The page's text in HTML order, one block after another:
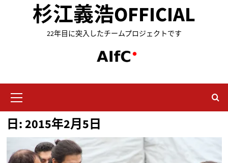
杉江義浩OFFICIAL
22年目に突入したチームプロジェクトです
イ
ン
メ
ー
日:2015年2月5日